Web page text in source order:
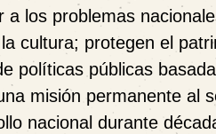
los problemas
cultura; protegen el
políticas públicas
misión permanente al
nacional durante